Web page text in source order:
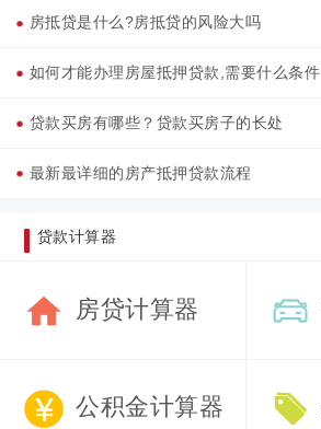
房抵贷是什么?房抵贷的风险大吗
如何才能办理房屋抵押贷款,需要什么条件
贷款买房有哪些？贷款买房子的长处
最新最详细的房产抵押贷款流程
贷款计算器
房贷计算器
公积金计算器